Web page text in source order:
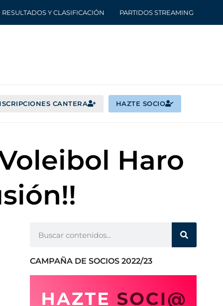
RESULTADOS Y CLASIFICACIÓN PARTIDOS STREAMING
CANTERA HAZTE SOCIO
Haro
CAMPAÑA DE SOCIOS 2022/23